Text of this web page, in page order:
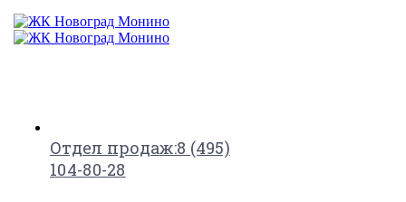
Отдел продаж:8 (495)
104-80-28